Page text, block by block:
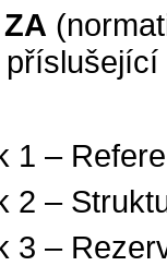
1 –
2 –
3 –